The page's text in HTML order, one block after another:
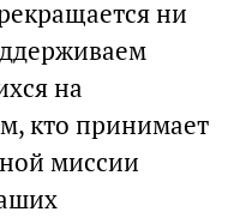
ни
на
кто принимает
миссии